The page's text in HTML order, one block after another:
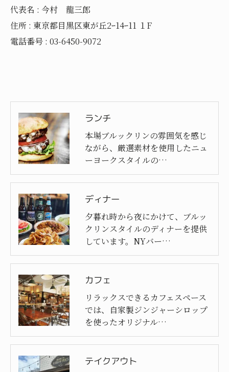
代表名 : 今村 龍三郎
住所 : 東京都目黒区東が丘2ｰ14ｰ11 １F
電話番号 : 03-6450-9072
ランチ
本場ブルックリンの雰囲気を感じ
ながら、厳選素材を使用したニュ
ーヨークスタイルの…
ディナー
夕暮れ時から夜にかけて、ブルッ
クリンスタイルのディナーを提供
しています。NYバー…
カフェ
リラックスできるカフェスペース
では、自家製ジンジャーシロップ
を使ったオリジナル…
テイクアウト